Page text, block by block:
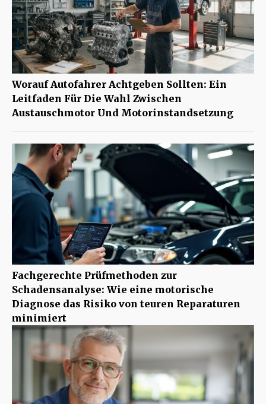
Worauf Autofahrer Achtgeben Sollten: Ein
Leitfaden Für Die Wahl Zwischen
Austauschmotor Und Motorinstandsetzung
Fachgerechte Prüfmethoden zur
Schadensanalyse: Wie eine motorische
Diagnose das Risiko von teuren Reparaturen
minimiert